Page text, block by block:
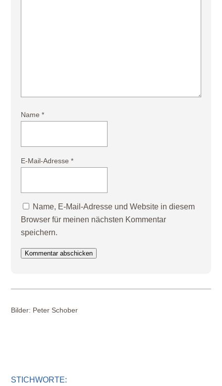
Name*
E-Mail-Adresse*
Name, E-Mail-Adresse und Website in diesem
Browser für meinen nächsten Kommentar
speichern.
Kommentar abschicken
Bilder: Peter Schober
STICHWORTE: